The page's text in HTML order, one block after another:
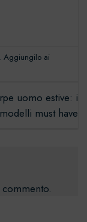
Aggiungilo ai
uomo estive: i
modelli must have